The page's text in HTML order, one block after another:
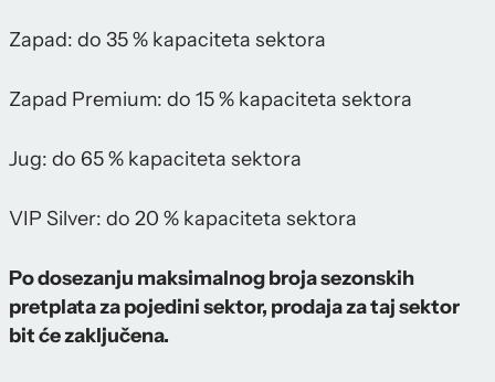
Zapad: do 35 % kapaciteta sektora
Zapad Premium: do 15 % kapaciteta sektora
Jug: do 65 % kapaciteta sektora
VIP Silver: do 20 % kapaciteta sektora
Po dosezanju maksimalnog broja sezonskih
pretplata za pojedini sektor, prodaja za taj sektor
bit će zaključena.